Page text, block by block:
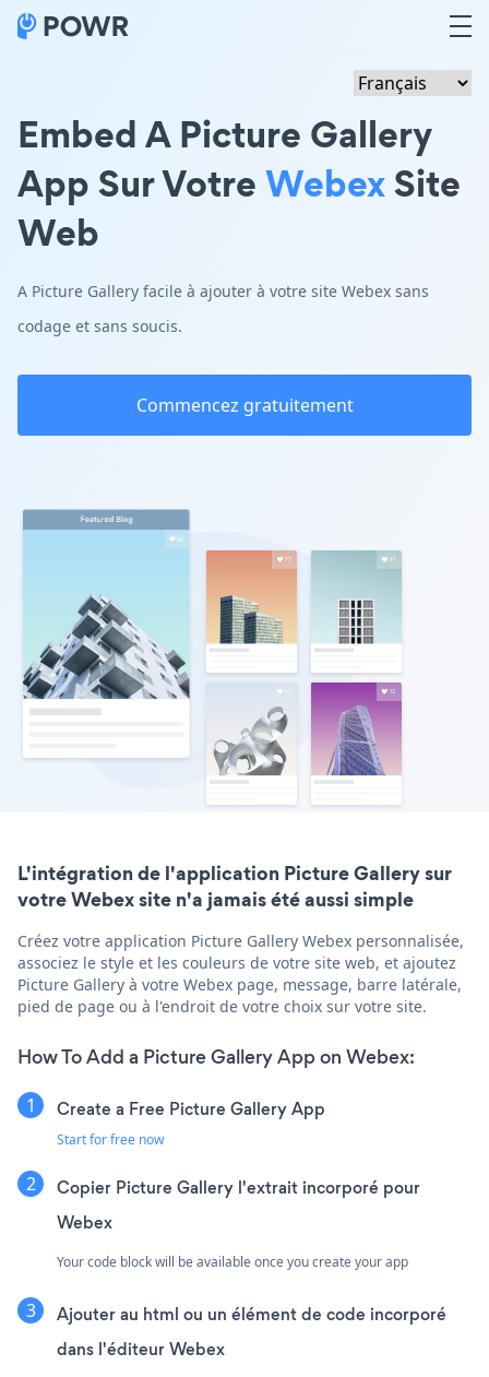
Embed A Picture Gallery
App Sur VotreWebexSite
Web
A Picture Gallery facile à ajouter à votre site Webex sans
codage et sans soucis.
Commencez gratuitement
L'intégration de l'application Picture Gallery sur
votre Webex site n'a jamais été aussi simple
Créez votre application Picture Gallery Webex personnalisée,
associez le style et les couleurs de votre site web, et ajoutez
Picture Gallery à votre Webex page, message, barre latérale,
pied de page ou à l'endroit de votre choix sur votre site.
How To Add a Picture Gallery App on Webex:
Create a Free Picture Gallery App
Start for free now
Copier Picture Gallery l'extrait incorporé pour
Webex
Your code block will be available once you create your app
Ajouter au html ou un élément de code incorporé
dans l'éditeur Webex